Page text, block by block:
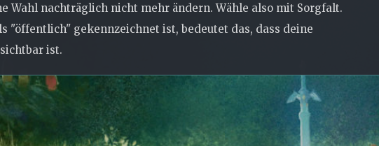
Wahl nachträglich nicht mehr ändern. Wähle also mit Sorgfalt.
"öffentlich" gekennzeichnet ist, bedeutet das, dass deine
ist.